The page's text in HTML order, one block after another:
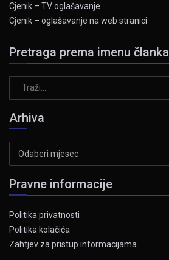
Cjenik – TV oglašavanje
Cjenik – oglašavanje na web stranici
Pretraga prema imenu članka
Arhiva
Pravne informacije
Politika privatnosti
Politika kolačića
Zahtjev za pristup informacijama